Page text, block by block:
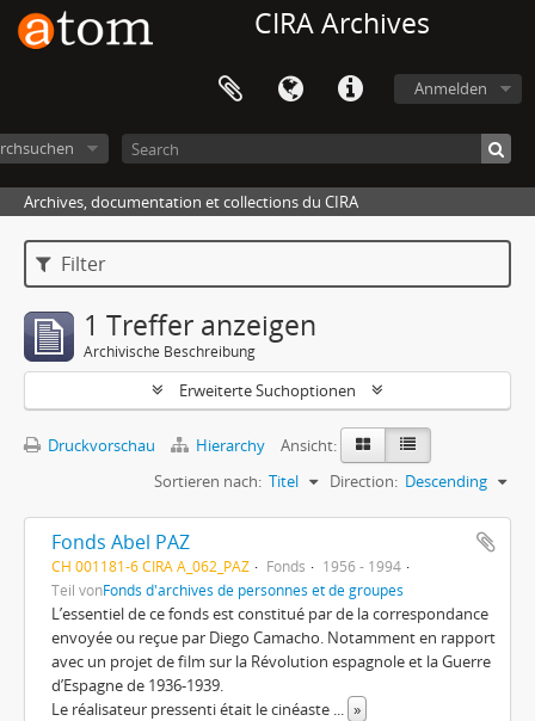
CIRA Archives
Anmelden
Archives, documentation et collections du CIRA
Filter
1 Treffer anzeigen
Archivische Beschreibung
Erweiterte Suchoptionen
Druckvorschau Hierarchy
Ansicht:
Sortieren nach: Titel Direction: Descending
Fonds Abel PAZ
CH 001181-6 CIRA A_062_PAZ Fonds
1956 - 1994
Teil vonFonds d'archives de personnes et de groupes
L’essentiel de ce fonds est constitué par de la correspondance
envoyée ou reçue par Diego Camacho. Notamment en rapport
avec un projet de film sur la Révolution espagnole et la Guerre
d’Espagne de 1936-1939.
Le réalisateur pressenti était le cinéaste ... »